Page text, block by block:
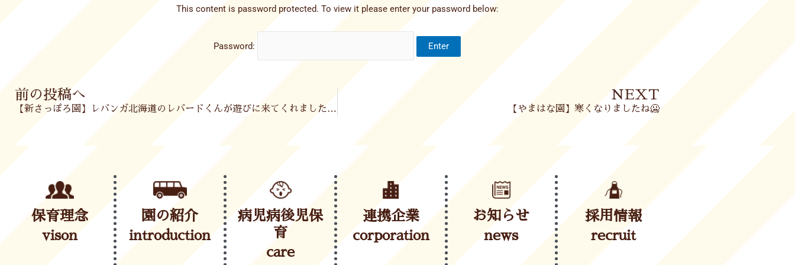
This content is password protected. To view it please enter your password below:
Password:
Prev
前の投稿へ
【新さっぽろ園】レバンガ北海道のレバードくんが遊びに来てくれました🏀🎵
NEXT
【やまはな園】寒くなりましたね🥶
保育理念
vison
園の紹介
introduction
病児病後児保
育
care
連携企業
corporation
お知らせ
news
採用情報
recruit